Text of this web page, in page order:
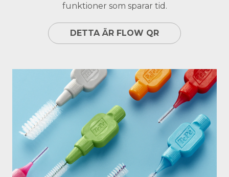
funktioner som sparar tid.
DETTA ÄR FLOW QR